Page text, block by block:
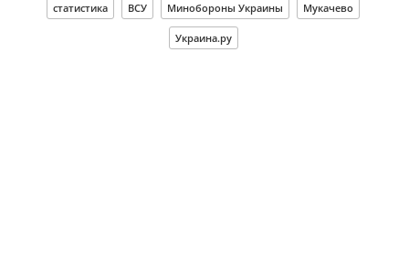
статистика ВСУ Минобороны Украины Мукачево
Украина.ру